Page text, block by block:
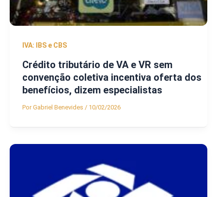
IVA: IBS e CBS
Crédito tributário de VA e VR sem
convenção coletiva incentiva oferta dos
benefícios, dizem especialistas
PorGabriel Benevides / 10/02/2026